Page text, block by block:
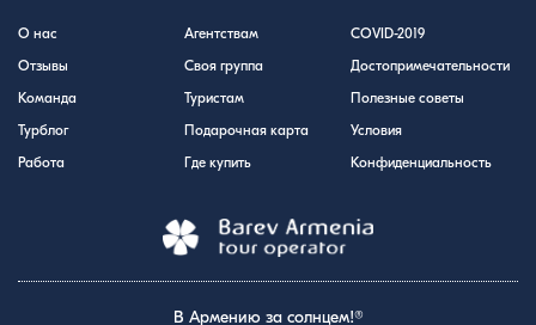
О нас
Отзывы
Команда
Турблог
Работа
Агентствам
Своя группа
Туристам
Подарочная карта
Где купить
COVID-2019
Достопримечательности
Полезные советы
Условия
Конфиденциальность
В Армению за солнцем!®